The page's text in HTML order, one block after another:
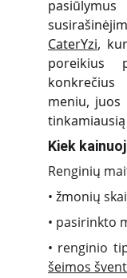
CaterYzi,
poreikius
meniu,
Kiek
Renginių
• žmonių
• pasirinkto
• renginio
šeimos